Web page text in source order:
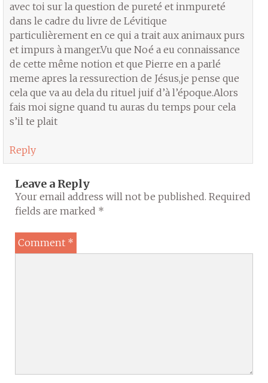
avec toi sur la question de pureté et inmpureté
dans le cadre du livre de Lévitique
particulièrement en ce qui a trait aux animaux purs
et impurs à manger.Vu que Noé a eu connaissance
de cette même notion et que Pierre en a parlé
meme apres la ressurection de Jésus,je pense que
cela que va au dela du rituel juif d’à l’époque.Alors
fais moi signe quand tu auras du temps pour cela
s’il te plait
Reply
Leave a Reply
Your email address will not be published. Required
fields are marked *
Comment *